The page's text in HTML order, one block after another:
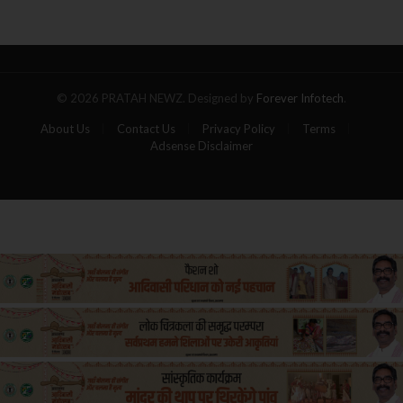
© 2026 PRATAH NEWZ. Designed by Forever Infotech
About Us Contact Us Privacy Policy
Terms
Adsense Disclaimer